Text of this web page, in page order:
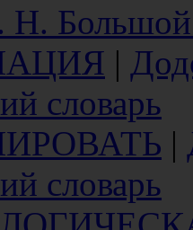
Н. Большой
|
словарь
|
словарь